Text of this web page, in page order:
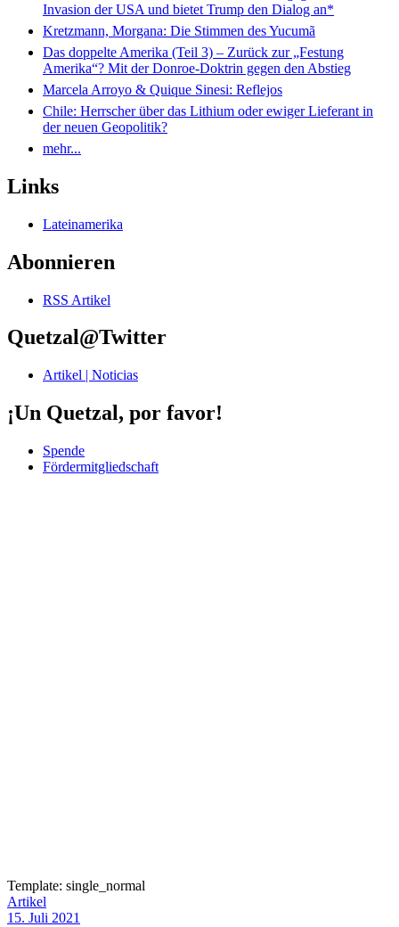
Invasion der USA und bietet Trump den Dialog an*
Kretzmann, Morgana: Die Stimmen des Yucumã
Das doppelte Amerika (Teil 3) – Zurück zur „Festung
Amerika“? Mit der Donroe-Doktrin gegen den Abstieg
Marcela Arroyo & Quique Sinesi: Reflejos
Chile: Herrscher über das Lithium oder ewiger Lieferant in
der neuen Geopolitik?
mehr...
Links
Lateinamerika
Abonnieren
RSS Artikel
Quetzal@Twitter
Artikel | Noticias
¡Un Quetzal, por favor!
Spende
Fördermitgliedschaft
Template: single_normal
Artikel
15. Juli 2021